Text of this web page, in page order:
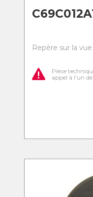
Repère sur la
Pièce
appel à l'un